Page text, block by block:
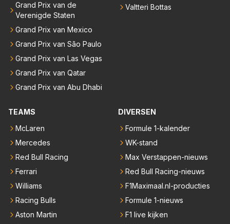
Grand Prix van de
Verenigde Staten
Grand Prix van Mexico
Grand Prix van São Paulo
Grand Prix van Las Vegas
Grand Prix van Qatar
Grand Prix van Abu Dhabi
Valtteri Bottas
TEAMS
McLaren
Mercedes
Red Bull Racing
Ferrari
Williams
Racing Bulls
Aston Martin
DIVERSEN
Formule 1-kalender
WK-stand
Max Verstappen-nieuws
Red Bull Racing-nieuws
F1Maximaal.nl-producties
Formule 1-nieuws
F1 live kijken